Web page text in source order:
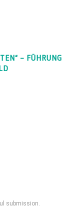
– FÜHRUNG
submission.